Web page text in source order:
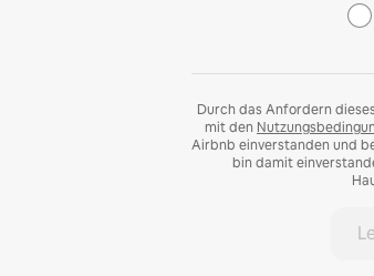
Durch das Anfordern
mit den
Airbnb einverstanden und
bin damit